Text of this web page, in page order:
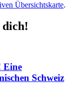
Übersichtskarte.
dich!
Eine
Schweiz